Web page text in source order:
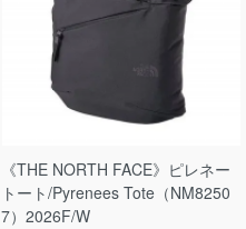
《THE NORTH FACE》ピレネー
トート/Pyrenees Tote（NM8250
7）2026F/W